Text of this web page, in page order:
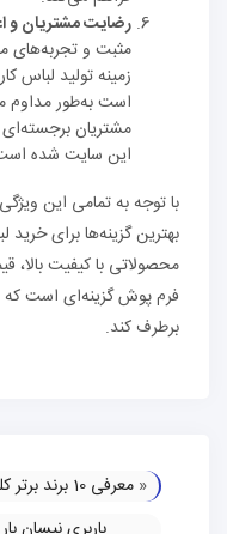
رضایت مشتریان و
مثبت و تجربه‌های
زمینه تولید لباس
است به‌طور مداوم
مشتریان برجسته‌ای
این سایت شده
با توجه به تمامی این
بهترین گزینه‌ها برای خرید
محصولاتی با کیفیت
فرم پوش گزینه‌ای است که
برطرف کند.
« معرفی 10 برند برتر کلید و پریز موجود در بازار ایران